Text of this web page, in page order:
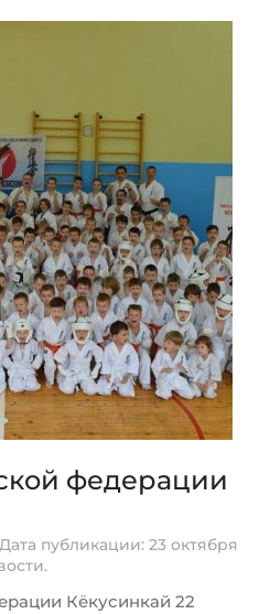
федерации
публикации: 23 октября
.
Кёкусинкай 22